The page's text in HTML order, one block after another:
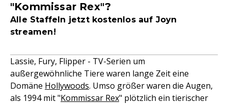
"Kommissar Rex"?
Alle Staffeln jetzt kostenlos auf Joyn
streamen!
Lassie, Fury, Flipper - TV-Serien um
außergewöhnliche Tiere waren lange Zeit eine
Domäne Hollywoods. Umso größer waren die Augen,
als 1994 mit "Kommissar Rex" plötzlich ein tierischer